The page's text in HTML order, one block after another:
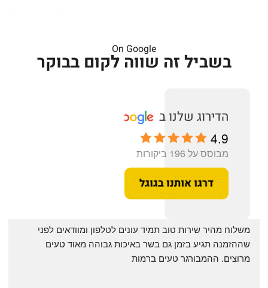
On Google
בשביל זה שווה לקום בבוקר
4.9
מבוסס על 196 ביקורות
מרוצים. ההמבורגר טעים ברמות